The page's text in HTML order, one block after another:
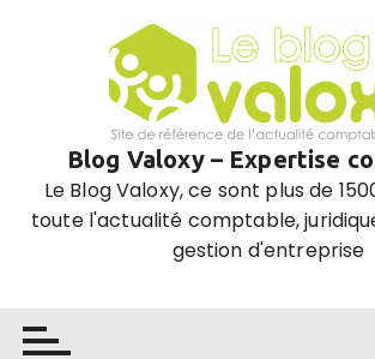
Blog Valoxy – Expertise
Le Blog Valoxy, ce sont plus de
toute l'actualité comptable,
gestion d'entreprise